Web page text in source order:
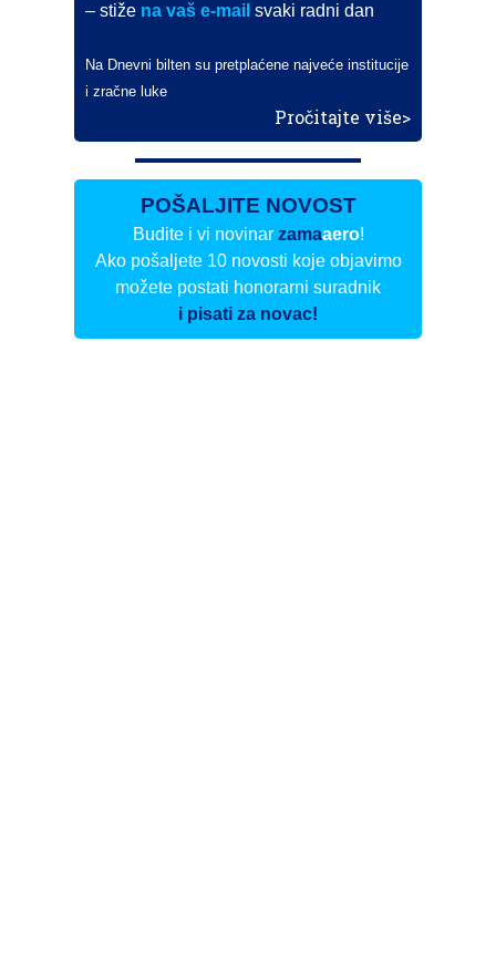
– stiže na vaš e-mail svaki radni dan
Na Dnevni bilten su pretplaćene najveće institucije
i zračne luke
Pročitajte više>
POŠALJITE NOVOST
Budite i vi novinar zamaaero!
Ako pošaljete 10 novosti koje objavimo
možete postati honorarni suradnik
i pisati za novac!